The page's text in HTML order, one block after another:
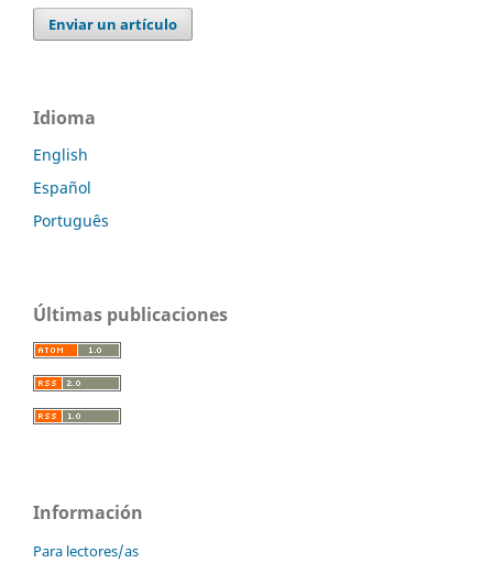
Enviar un artículo
Idioma
English
Español
Português
Últimas publicaciones
Información
Para lectores/as